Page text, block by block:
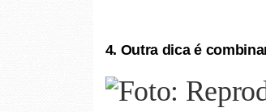
4. Outra dica é